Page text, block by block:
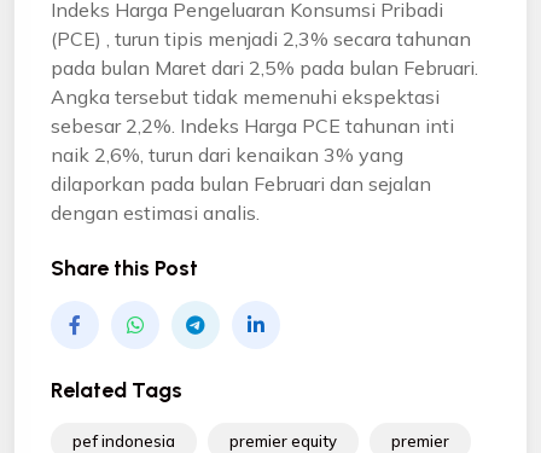
Indeks Harga Pengeluaran Konsumsi Pribadi
(PCE) , turun tipis menjadi 2,3% secara tahunan
pada bulan Maret dari 2,5% pada bulan Februari.
Angka tersebut tidak memenuhi ekspektasi
sebesar 2,2%. Indeks Harga PCE tahunan inti
naik 2,6%, turun dari kenaikan 3% yang
dilaporkan pada bulan Februari dan sejalan
dengan estimasi analis.
Share this Post
Related Tags
pef indonesia premier equity premier